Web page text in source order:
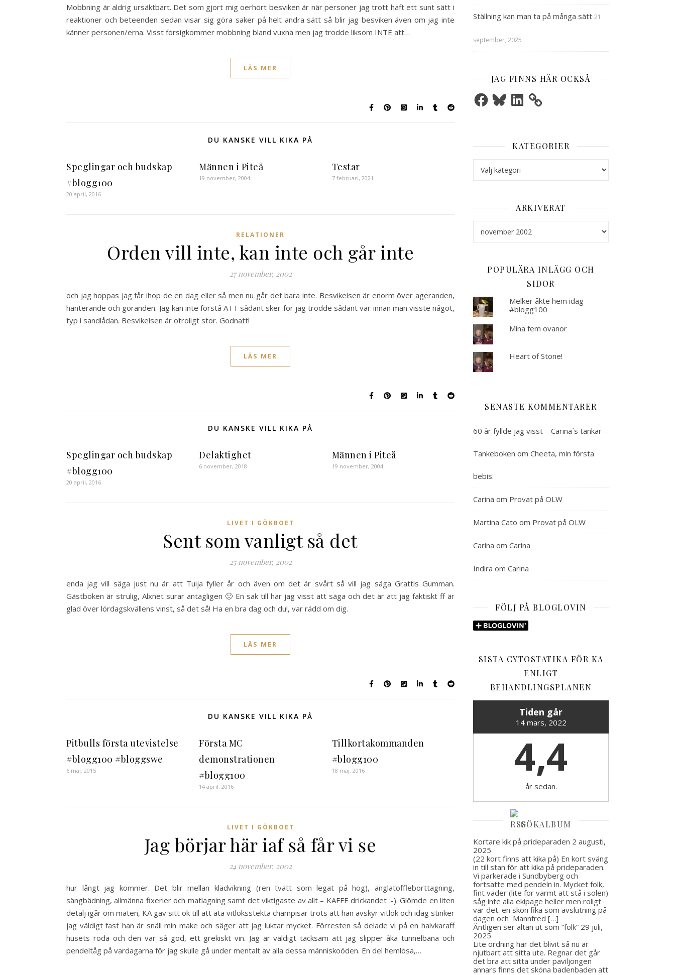
Mobbning är aldrig ursäktbart. Det som gjort mig oerhört besviken är när personer jag trott haft ett sunt sätt i
reaktioner och beteenden sedan visar sig göra saker på helt andra sätt så blir jag besviken även om jag inte
känner personen/erna. Visst försigkommer mobbning bland vuxna men jag trodde liksom INTE att…
LÄS MER
DU KANSKE VILL KIKA PÅ
Speglingar och budskap
#blogg100
20 april, 2016
Männen i Piteå
19 november, 2004
Testar
7 februari, 2021
RELATIONER
Orden vill inte, kan inte och går inte
27 november, 2002
och jag hoppas jag får ihop de en dag eller så men nu går det bara inte. Besvikelsen är enorm över ageranden,
hanterande och göranden. Jag kan inte förstå ATT sådant sker för jag trodde sådant var innan man visste något,
typ i sandlådan. Besvikelsen är otroligt stor. Godnatt!
LÄS MER
DU KANSKE VILL KIKA PÅ
Speglingar och budskap
#blogg100
20 april, 2016
Delaktighet
6 november, 2018
Männen i Piteå
19 november, 2004
LIVET I GÖKBOET
Sent som vanligt så det
25 november, 2002
enda jag vill säga just nu är att Tuija fyller år och även om det är svårt så vill jag säga Grattis Gumman.
Gästboken är strulig, Alxnet surar antagligen 🙁 En sak till har jag visst att säga och det är att jag faktiskt ff är
glad över lördagskvällens vinst, så det så! Ha en bra dag och du!, var rädd om dig.
LÄS MER
DU KANSKE VILL KIKA PÅ
Pitbulls första utevistelse
#blogg100 #bloggswe
6 maj, 2015
Första MC
demonstrationen
#blogg100
14 april, 2016
Tillkortakommanden
#blogg100
18 maj, 2016
LIVET I GÖKBOET
Jag börjar här iaf så får vi se
24 november, 2002
hur långt jag kommer. Det blir mellan klädvikning (ren tvätt som legat på hög), änglatoffleborttagning,
sängbädning, allmänna fixerier och matlagning samt det viktigaste av allt – KAFFE drickandet :-). Glömde en liten
detalj igår om maten, KA gav sitt ok till att äta vitlöksstekta champisar trots att han avskyr vitlök och idag stinker
jag väldigt fast han är snäll min make och säger att jag luktar mycket. Förresten så delade vi på en halvkaraff
husets röda och den var så god, ett grekiskt vin. Jag är väldigt tacksam att jag slipper åka tunnelbana och
pendeltåg på vardagarna för jag skulle gå under mentalt av alla dessa människoöden. En del hemlösa,…
Ställning kan man ta på många sätt 21
september, 2025
JAG FINNS HÄR OCKSÅ
FacebookBlueskyLinkedIn
KATEGORIER
ARKIVERAT
POPULÄRA INLÄGG OCH
SIDOR
Melker åkte hem idag
#blogg100
Mina fem ovanor
Heart of Stone!
SENASTE KOMMENTARER
60 år fyllde jag visst – Carina´s tankar –
Tankeboken om Cheeta, min första
bebis.
Carina om Provat på OLW
Martina Cato om Provat på OLW
Carina om Carina
Indira om Carina
FÖLJ PÅ BLOGLOVIN
SISTA CYTOSTATIKA FÖR KA
ENLIGT
BEHANDLINGSPLANEN
Tiden går
14 mars, 2022
4,4
år sedan.
GÖKALBUM
Kortare kik på prideparaden 2 augusti,
2025
(22 kort finns att kika på) En kort sväng
in till stan för att kika på prideparaden.
Vi parkerade i Sundbyberg och
fortsatte med pendeln in. Mycket folk,
fint väder (lite för varmt att stå i solen)
såg inte alla ekipage heller men roligt
var det. en skön fika som avslutning på
dagen och Mannfred […]
Äntligen ser altan ut som ”folk” 29 juli,
2025
Lite ordning har det blivit så nu är
njutbart att sitta ute. Regnar det går
det bra att sitta under paviljongen
annars finns det sköna badenbaden att